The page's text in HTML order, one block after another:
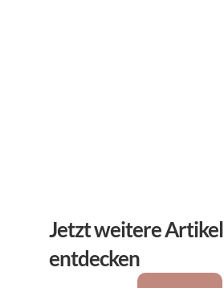
Jetzt weitere Artikel
entdecken